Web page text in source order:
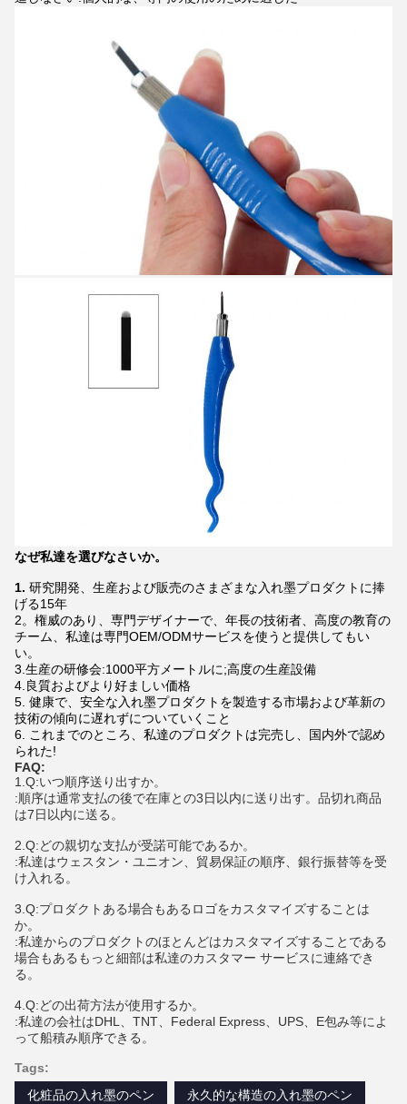
なぜ私達を選びなさいか。
1. 研究開発、生産および販売のさまざまな入れ墨プロダクトに捧
げる15年
2。権威のあり、専門デザイナーで、年長の技術者、高度の教育の
チーム、私達は専門OEM/ODMサービスを使うと提供してもい
い。
3.生産の研修会:1000平方メートルに;高度の生産設備
4.良質およびより好ましい価格
5. 健康で、安全な入れ墨プロダクトを製造する市場および革新の
技術の傾向に遅れずについていくこと
6. これまでのところ、私達のプロダクトは完売し、国内外で認め
られた!
FAQ:
1.Q:いつ順序送り出すか。
:順序は通常支払の後で在庫との3日以内に送り出す。品切れ商品
は7日以内に送る。
2.Q:どの親切な支払が受諾可能であるか。
:私達はウェスタン・ユニオン、貿易保証の順序、銀行振替等を受
け入れる。
3.Q:プロダクトある場合もあるロゴをカスタマイズすることは
か。
:私達からのプロダクトのほとんどはカスタマイズすることである
場合もあるもっと細部は私達のカスタマー サービスに連絡でき
る。
4.Q:どの出荷方法が使用するか。
:私達の会社はDHL、TNT、Federal Express、UPS、E包み等によ
って船積み順序できる。
Tags:
化粧品の入れ墨のペン
永久的な構造の入れ墨のペン